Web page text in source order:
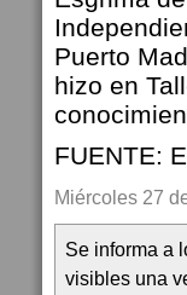
Puerto
hizo en
FUENTE:
Miércoles 27
Se informa a
visibles una